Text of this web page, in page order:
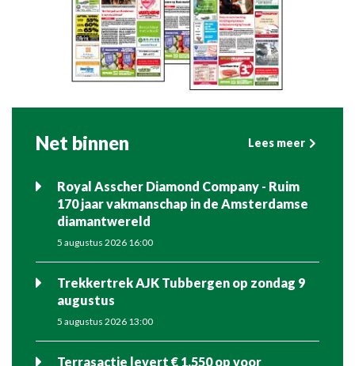
Net binnen Lees meer
Royal Asscher Diamond Company - Ruim
170 jaar vakmanschap in de Amsterdamse
diamantwereld
5 augustus 2026 16:00
Trekkertrek AJK Tubbergen op zondag 9
augustus
5 augustus 2026 13:00
Terrasactie levert € 1.550 op voor